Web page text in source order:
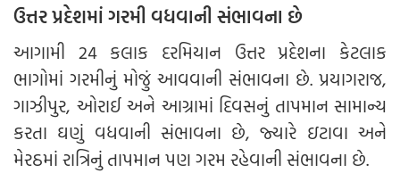
ઉત્તર પ્રદેશમાં ગરમી વધવાની સંભાવના છે
આગામી 24 કલાક દરમિયાન ઉત્તર પ્રદેશના કેટલાક
ભાગોમાં ગરમીનું મોજું આવવાની સંભાવના છે. પ્રયાગરાજ,
ગાઝીપુર, ઓરાઈ અને આગ્રામાં દિવસનું તાપમાન સામાન્ય
કરતા ઘણું વધવાની સંભાવના છે, જ્યારે ઇટાવા અને
મેરઠમાં રાત્રિનું તાપમાન પણ ગરમ રહેવાની સંભાવના છે.